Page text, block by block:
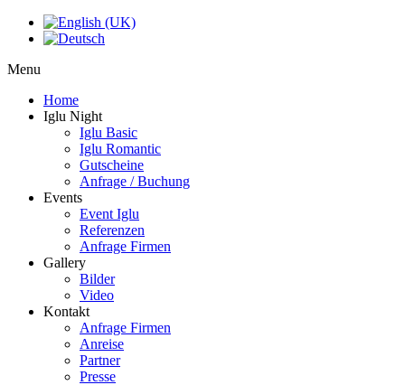
Menu
Home
Iglu Night
Iglu Basic
Iglu Romantic
Gutscheine
Anfrage / Buchung
Events
Event Iglu
Referenzen
Anfrage Firmen
Gallery
Bilder
Video
Kontakt
Anfrage Firmen
Anreise
Partner
Presse